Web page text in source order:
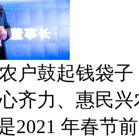
户鼓起钱袋
齐力、惠民
2021 年春节